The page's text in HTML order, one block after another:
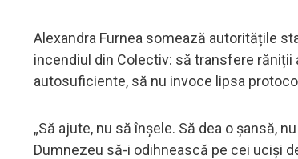
Alexandra Furnea somează autoritățile
incendiul din Colectiv: să transfere răniții
autosuficiente, să nu invoce lipsa
„Să ajute, nu să înșele. Să dea o șansă,
Dumnezeu să-i odihnească pe cei uciși